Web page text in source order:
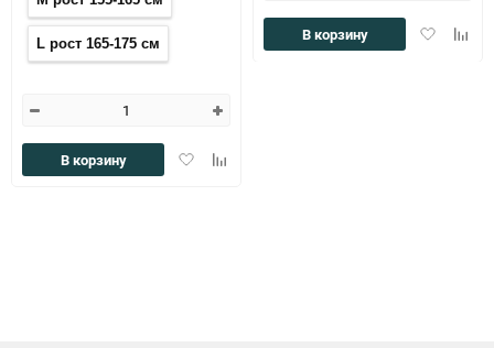
L рост 165-175 см
ДобавитьДобавить
В корзину
Добавить
В корзину